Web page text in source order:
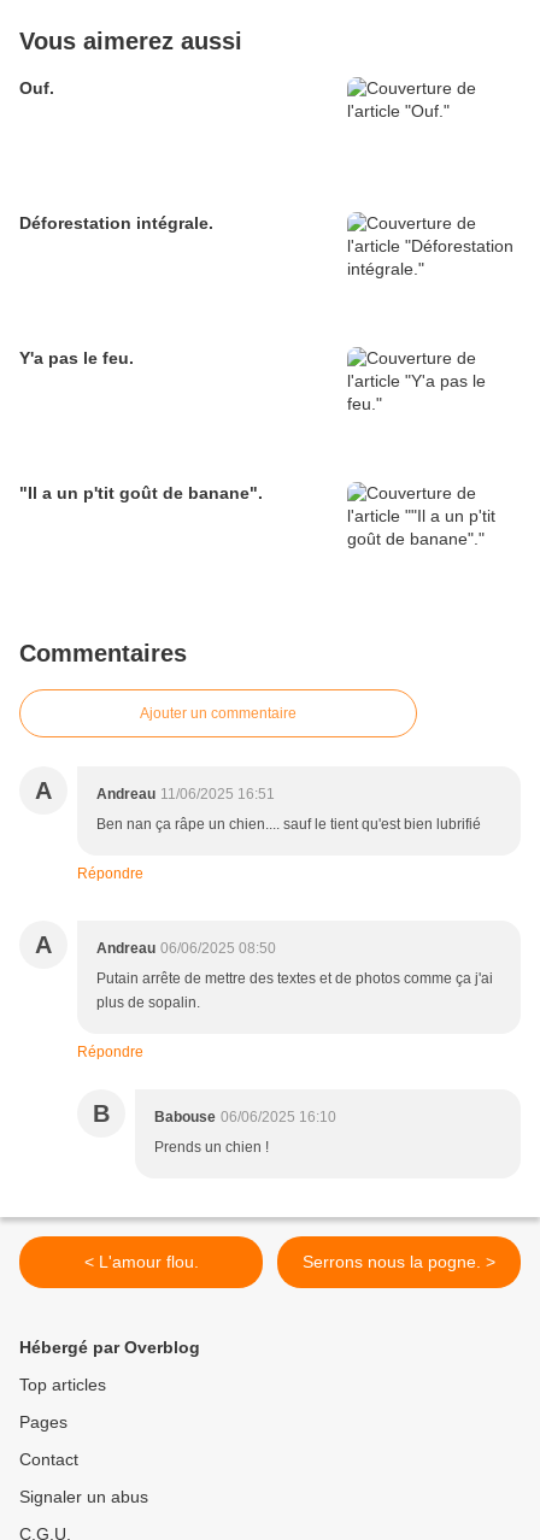
Vous aimerez aussi
Ouf.
Déforestation intégrale.
Y'a pas le feu.
"Il a un p'tit goût de banane".
Commentaires
Ajouter un commentaire
A Andreau 11/06/2025 16:51
Ben nan ça râpe un chien.... sauf le tient qu'est bien lubrifié
Répondre
A Andreau 06/06/2025 08:50
Putain arrête de mettre des textes et de photos comme ça j'ai
plus de sopalin.
Répondre
B Babouse 06/06/2025 16:10
Prends un chien !
< L'amour flou. Serrons nous la pogne. >
Hébergé par Overblog
Top articles
Pages
Contact
Signaler un abus
C.G.U.